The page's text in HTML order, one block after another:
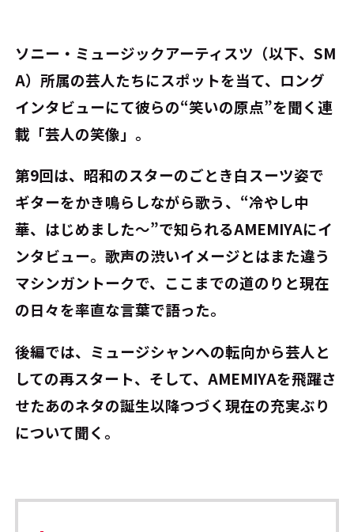
ソニー・ミュージックアーティスツ（以下、SM
A）所属の芸人たちにスポットを当て、ロング
インタビューにて彼らの“笑いの原点”を聞く連
載「芸人の笑像」。
第9回は、昭和のスターのごとき白スーツ姿で
ギターをかき鳴らしながら歌う、“冷やし中
華、はじめました～”で知られるAMEMIYAにイ
ンタビュー。歌声の渋いイメージとはまた違う
マシンガントークで、ここまでの道のりと現在
の日々を率直な言葉で語った。
後編では、ミュージシャンへの転向から芸人と
しての再スタート、そして、AMEMIYAを飛躍さ
せたあのネタの誕生以降つづく現在の充実ぶり
について聞く。